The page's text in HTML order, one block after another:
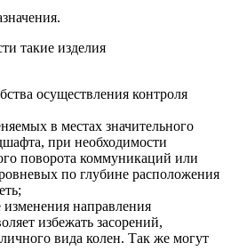
такие изделия
осуществления контроля
в местах значительного
при необходимости
поворота коммуникаций или
по глубине расположения
направления
избежать засорений,
вида колен. Так же могут